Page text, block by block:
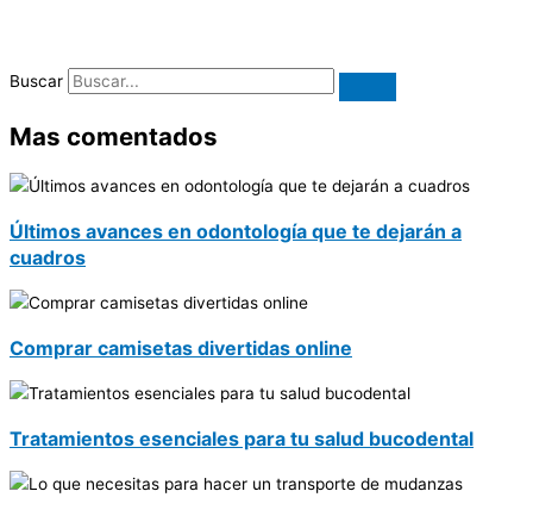
Buscar
Mas comentados
Últimos avances en odontología que te dejarán a
cuadros
Comprar camisetas divertidas online
Tratamientos esenciales para tu salud bucodental